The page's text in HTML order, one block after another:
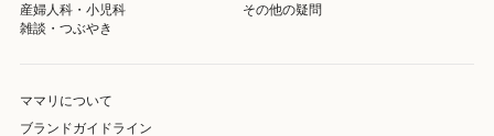
産婦人科・小児科
その他の疑問
雑談・つぶやき
ママリについて
ブランドガイドライン